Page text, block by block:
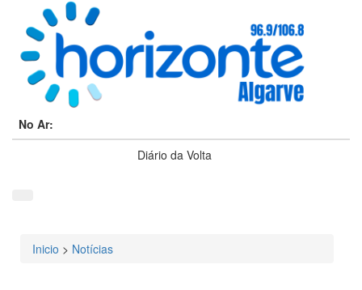
No Ar:
Diário da Volta
Está aqui
Inicio > Notícias